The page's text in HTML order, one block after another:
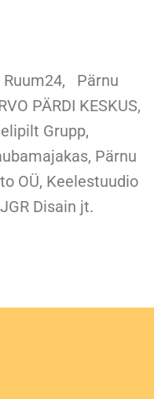
Ruum24, Pärnu
PÄRDI KESKUS,
Grupp,
Pärnu
OÜ, Keelestuudio
Disain jt.